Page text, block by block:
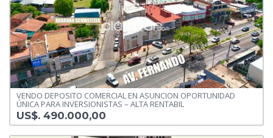
VENDO DEPOSITO COMERCIAL EN ASUNCION OPORTUNIDAD
ÚNICA PARA INVERSIONISTAS – ALTA RENTABIL
US$. 490.000,00